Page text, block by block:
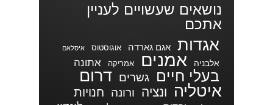
נושאים שעשויים לעניין
אתכם
אגדות אגם גארדה אוגוסטוס איסלאם
אלבניה אמנים אמריקה אתונה
בעלי חיים גשרים דרום
איטליה
ונציה ורונה חנויות